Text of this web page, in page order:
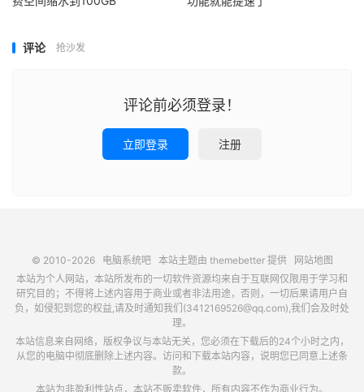
评论 抢沙发
评论前必须登录！
立即登录 注册
© 2010-2026 电脑系统吧本站主题由 themebetter提供
网站地图
本站为个人网站，本站所发布的一切软件资源均来自于互联网仅限用于学习和
研究目的；不得将上述内容用于商业或者非法用途，否则，一切后果请用户自
负，如侵犯到您的权益,请及时通知我们(3412169526@qq.com),我们会及时处
理。
本站信息来自网络，版权争议与本站无关，您必须在下载后的24个小时之内，
从您的电脑中彻底删除上述内容。访问和下载本站内容，说明您已同意上述条
款。
本站为非盈利性站点，本站不贩卖软件，所有内容不作为商业行为。